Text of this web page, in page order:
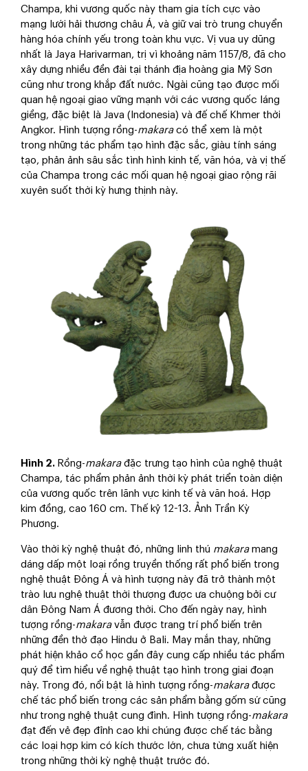
Champa, khi vương quốc này tham gia tích cực vào
mạng lưới hải thương châu Á, và giữ vai trò trung chuyển
hàng hóa chính yếu trong toàn khu vực. Vị vua uy dũng
nhất là Jaya Harivarman, trị vì khoảng năm 1157/8, đã cho
xây dựng nhiều đền đài tại thánh địa hoàng gia Mỹ Sơn
cũng như trong khắp đất nước. Ngài cũng tạo được mối
quan hệ ngoại giao vững mạnh với các vương quốc láng
giềng, đặc biệt là Java (Indonesia) và đế chế Khmer thời
Angkor. Hình tượng rồng-makaracó thể xem là một
trong những tác phẩm tạo hình đặc sắc, giàu tính sáng
tạo, phản ảnh sâu sắc tình hình kinh tế, văn hóa, và vị thế
của Champa trong các mối quan hệ ngoại giao rộng rãi
xuyên suốt thời kỳ hưng thịnh này.
Hình 2. Rồng-makara đặc trưng tạo hình của nghệ thuật
Champa, tác phẩm phản ảnh thời kỳ phát triển toàn diện
của vương quốc trên lãnh vực kinh tế và văn hoá. Hợp
kim đồng, cao 160 cm. Thế kỷ 12-13. Ảnh Trần Kỳ
Phương.
Vào thời kỳ nghệ thuật đó, những linh thú makaramang
dáng dấp một loại rồng truyền thống rất phổ biến trong
nghệ thuật Đông Á và hình tượng này đã trở thành một
trào lưu nghệ thuật thời thượng được ưa chuộng bởi cư
dân Đông Nam Á đương thời. Cho đến ngày nay, hình
tượng rồng-makara vẫn được trang trí phổ biến trên
những đền thờ đạo Hindu ở Bali. May mắn thay, những
phát hiện khảo cổ học gần đây cung cấp nhiều tác phẩm
quý để tìm hiểu về nghệ thuật tạo hình trong giai đoạn
này. Trong đó, nổi bật là hình tượng rồng-makarađược
chế tác phổ biến trong các sản phẩm bằng gốm sứ cũng
như trong nghệ thuật cung đình. Hình tượng rồng-makara
đạt đến vẻ đẹp đỉnh cao khi chúng được chế tác bằng
các loại hợp kim có kích thước lớn, chưa từng xuất hiện
trong những thời kỳ nghệ thuật trước đó.